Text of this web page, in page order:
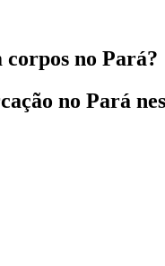
no Pará?
no Pará